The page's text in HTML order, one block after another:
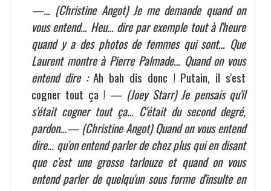
—… (Christine Angot) Je me demande quand on
vous entend… Heu… dire par exemple tout à l'heure
quand y a des photos de femmes qui sont… Que
Laurent montre à Pierre Palmade… Quand on vous
entend dire :Ah bah dis donc ! Putain, il s'est
cogner tout ça ! — (Joey Starr) Je pensais qu'il
s'était cogner tout ça… C'était du second degré,
pardon…— (Christine Angot) Quand on vous entend
dire… qu'on entend parler de chez plus qui en disant
que c'est une grosse tarlouze et quand on vous
entend parler de quelqu'un sous forme d'insulte en